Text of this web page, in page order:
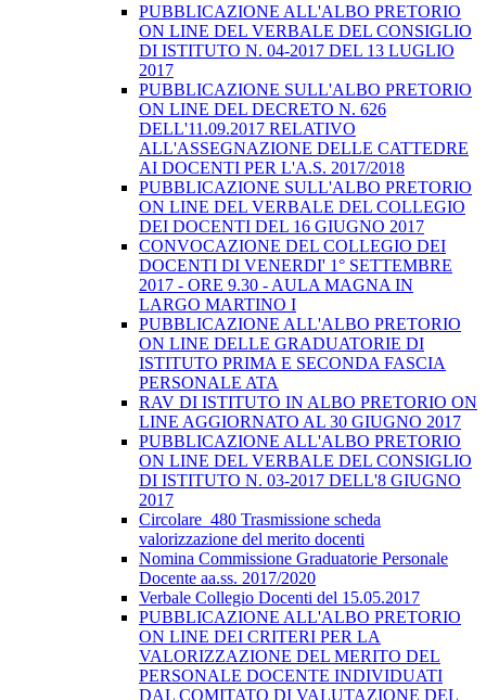
PUBBLICAZIONE ALL'ALBO PRETORIO
ON LINE DEL VERBALE DEL CONSIGLIO
DI ISTITUTO N. 04-2017 DEL 13 LUGLIO
2017
PUBBLICAZIONE SULL'ALBO PRETORIO
ON LINE DEL DECRETO N. 626
DELL'11.09.2017 RELATIVO
ALL'ASSEGNAZIONE DELLE CATTEDRE
AI DOCENTI PER L'A.S. 2017/2018
PUBBLICAZIONE SULL'ALBO PRETORIO
ON LINE DEL VERBALE DEL COLLEGIO
DEI DOCENTI DEL 16 GIUGNO 2017
CONVOCAZIONE DEL COLLEGIO DEI
DOCENTI DI VENERDI' 1° SETTEMBRE
2017 - ORE 9.30 - AULA MAGNA IN
LARGO MARTINO I
PUBBLICAZIONE ALL'ALBO PRETORIO
ON LINE DELLE GRADUATORIE DI
ISTITUTO PRIMA E SECONDA FASCIA
PERSONALE ATA
RAV DI ISTITUTO IN ALBO PRETORIO ON
LINE AGGIORNATO AL 30 GIUGNO 2017
PUBBLICAZIONE ALL'ALBO PRETORIO
ON LINE DEL VERBALE DEL CONSIGLIO
DI ISTITUTO N. 03-2017 DELL'8 GIUGNO
2017
Circolare_480 Trasmissione scheda
valorizzazione del merito docenti
Nomina Commissione Graduatorie Personale
Docente aa.ss. 2017/2020
Verbale Collegio Docenti del 15.05.2017
PUBBLICAZIONE ALL'ALBO PRETORIO
ON LINE DEI CRITERI PER LA
VALORIZZAZIONE DEL MERITO DEL
PERSONALE DOCENTE INDIVIDUATI
DAL COMITATO DI VALUTAZIONE DEL